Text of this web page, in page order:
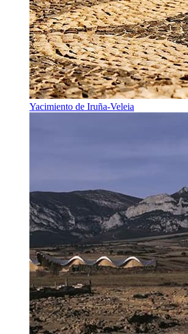
Yacimiento de Iruña-Veleia